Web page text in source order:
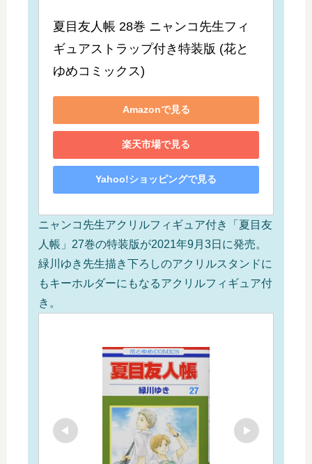
夏目友人帳 28巻 ニャンコ先生フィ
ギュアストラップ付き特装版 (花と
ゆめコミックス)
Amazonで見る
楽天市場で見る
Yahoo!ショッピングで見る
ニャンコ先生アクリルフィギュア付き「夏目友
人帳」27巻の特装版が2021年9月3日に発売。
緑川ゆき先生描き下ろしのアクリルスタンドに
もキーホルダーにもなるアクリルフィギュア付
き。